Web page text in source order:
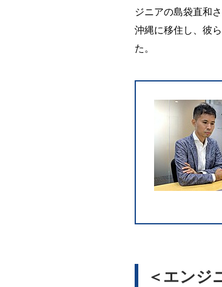
ジニアの島袋直和
沖縄に移住し、彼
た。
＜エンジ